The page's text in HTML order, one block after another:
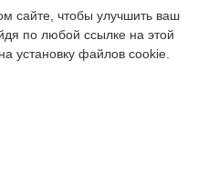
сайте, чтобы улучшить ваш
по любой ссылке на этой
установку файлов cookie.